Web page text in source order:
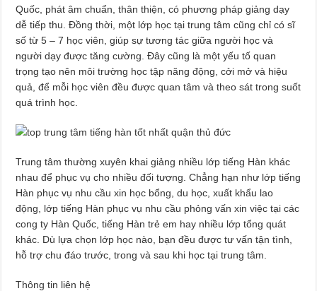
Quốc, phát âm chuẩn, thân thiện, có phương pháp giảng dạy
dễ tiếp thu. Đồng thời, một lớp học tại trung tâm cũng chỉ có sĩ
số từ 5 – 7 học viên, giúp sự tương tác giữa người học và
người dạy được tăng cường. Đây cũng là một yếu tố quan
trọng tạo nên môi trường học tập năng động, cởi mở và hiệu
quả, để mỗi học viên đều được quan tâm và theo sát trong suốt
quá trình học.
Trung tâm thường xuyên khai giảng nhiều lớp tiếng Hàn khác
nhau để phục vụ cho nhiều đối tượng. Chẳng hạn như lớp tiếng
Hàn phục vụ nhu cầu xin học bổng, du học, xuất khẩu lao
động, lớp tiếng Hàn phục vụ nhu cầu phỏng vấn xin việc tại các
cong ty Hàn Quốc, tiếng Hàn trẻ em hay nhiều lớp tổng quát
khác. Dù lựa chọn lớp học nào, bạn đều được tư vấn tận tình,
hỗ trợ chu đáo trước, trong và sau khi học tại trung tâm.
Thông tin liên hệ